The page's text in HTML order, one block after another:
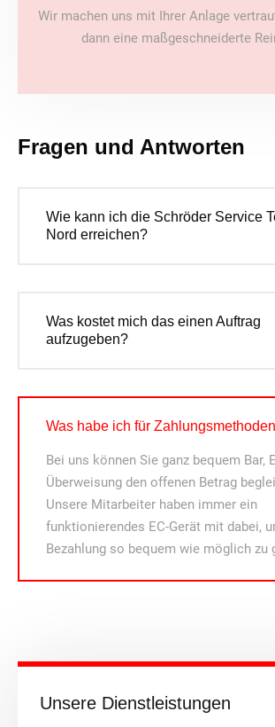
Unsere Dienstleistungen
Wir machen uns mit Ihrer Anlage
dann eine maßgeschneiderte
Fragen und Antworten
Wie kann ich die Schröder Service
Nord erreichen?
Was kostet mich das einen Auftrag
aufzugeben?
Was habe ich für
Bei uns können Sie ganz bequem Bar,
Überweisung den offenen Betrag
Unsere Mitarbeiter haben immer ein
funktionierendes EC-Gerät mit dabei,
Bezahlung so bequem wie möglich zu